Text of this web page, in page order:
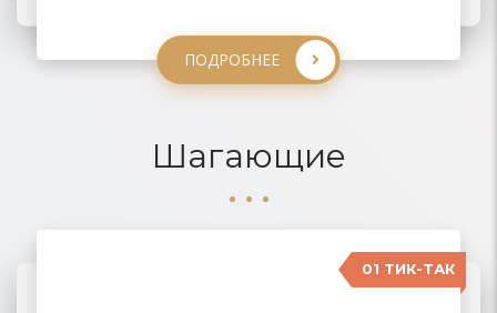
ПОДРОБНЕЕ
Шагающие
01 ТИК-ТАК